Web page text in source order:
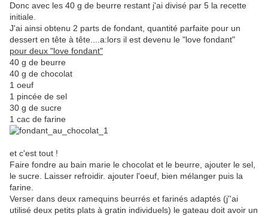
Donc avec les 40 g de beurre restant j'ai divisé par 5 la recette
initiale.
J'ai ainsi obtenu 2 parts de fondant, quantité parfaite pour un
dessert en tête à tête....a:lors il est devenu le "love fondant"
pour deux "love fondant"
40 g de beurre
40 g de chocolat
1 oeuf
1 pincée de sel
30 g de sucre
1 cac de farine
et c'est tout !
Faire fondre au bain marie le chocolat et le beurre, ajouter le sel,
le sucre. Laisser refroidir. ajouter l'oeuf, bien mélanger puis la
farine.
Verser dans deux ramequins beurrés et farinés adaptés (j''ai
utilisé deux petits plats à gratin individuels) le gateau doit avoir un